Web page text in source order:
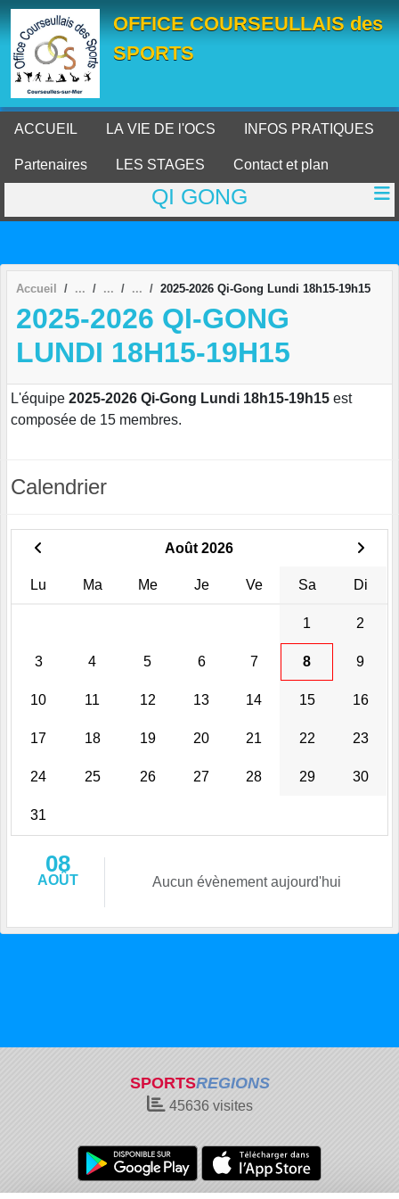
OFFICE COURSEULLAIS des
SPORTS
ACCUEIL LA VIE DE l'OCS INFOS PRATIQUES
Partenaires LES STAGES Contact et plan
QI GONG
Accueil 2025-2026 Qi-Gong Lundi 18h15-19h15
2025-2026 QI-GONG
LUNDI 18H15-19H15
L'équipe 2025-2026 Qi-Gong Lundi 18h15-19h15 est
composée de 15 membres.
Calendrier
Août 2026
Lu Ma Me Je Ve Sa Di
1 2
3 4 5 6 7 8 9
10 11 12 13 14 15 16
17 18 19 20 21 22 23
24 25 26 27 28 29 30
31
08
AOÛT Aucun évènement aujourd'hui
SPORTSREGIONS
45636visites
Panneau de gestion des cookies